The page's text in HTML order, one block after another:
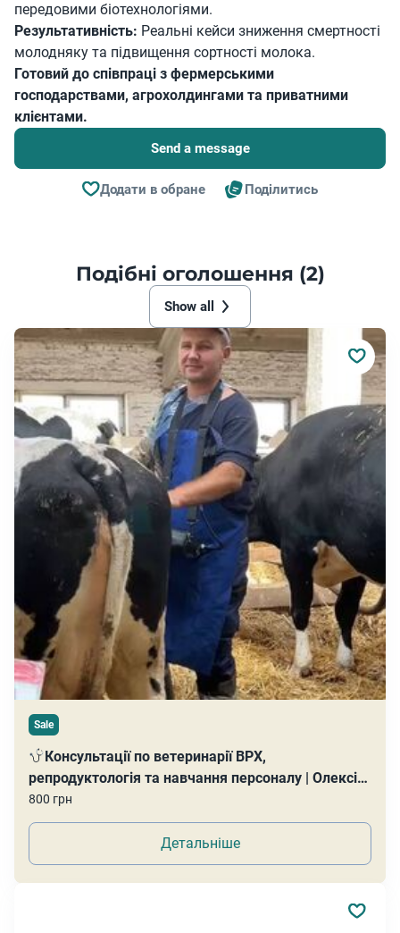
передовими біотехнологіями.
Результативність: Реальні кейси зниження смертності
молодняку та підвищення сортності молока.
Готовий до співпраці з фермерськими
господарствами, агрохолдингами та приватними
клієнтами.
Send a message
Додати в обране Поділитись
Подібні оголошення (2)
Show all
Sale
Консультації по ветеринарії ВРХ,
репродуктологія та навчання персоналу | Олексій
Мисник
800 грн
Детальніше